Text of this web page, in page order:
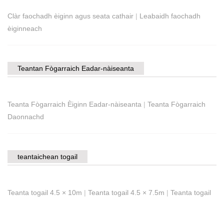
Clàr faochadh èiginn agus seata cathair | Leabaidh faochadh
èiginneach
Teantan Fògarraich Eadar-nàiseanta
Teanta Fògarraich Èiginn Eadar-nàiseanta | Teanta Fògarraich
Daonnachd
teantaichean togail
Teanta togail 4.5 × 10m | Teanta togail 4.5 × 7.5m | Teanta togail